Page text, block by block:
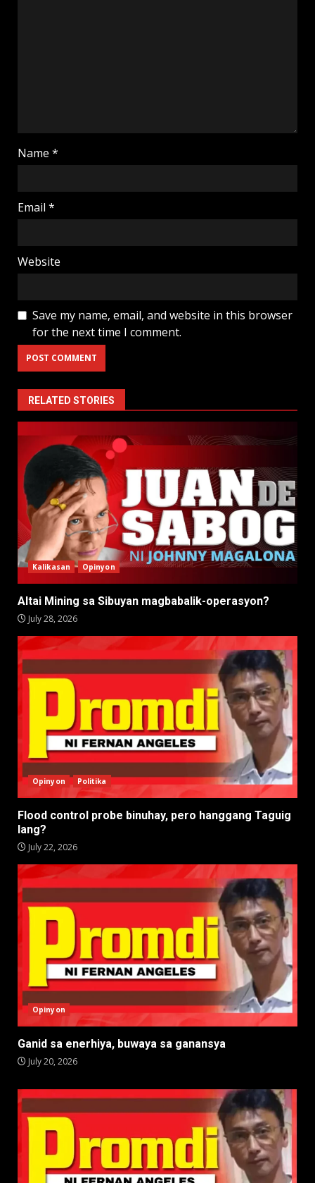
Name *
Email *
Website
Save my name, email, and website in this browser
for the next time I comment.
RELATED STORIES
Kalikasan Opinyon
Altai Mining sa Sibuyan magbabalik-operasyon?
July 28, 2026
Opinyon Politika
Flood control probe binuhay, pero hanggang Taguig
lang?
July 22, 2026
Opinyon
Ganid sa enerhiya, buwaya sa ganansya
July 20, 2026